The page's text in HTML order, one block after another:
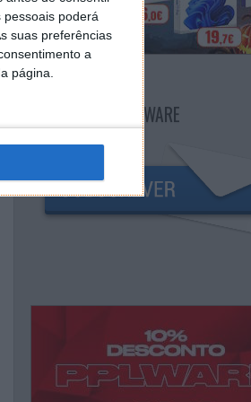
poderá
suas preferências
a
página.
NEWSLETTER PPLWARE